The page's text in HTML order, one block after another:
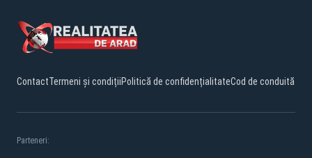
ContactTermeni și condițiiPolitică de confidențialitateCod de conduită
Parteneri: